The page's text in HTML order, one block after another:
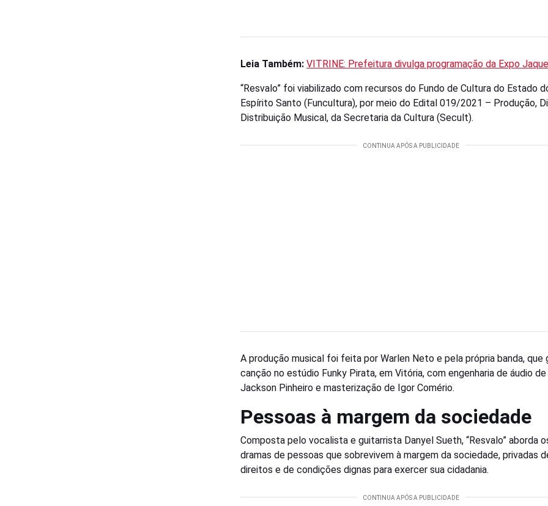
Leia Também: VITRINE: Prefeitura divulga programação da Expo
“Resvalo” foi viabilizado com recursos do Fundo de Cultura do Estado
Espírito Santo (Funcultura), por meio do Edital 019/2021 – Produção,
Distribuição Musical, da Secretaria da Cultura (Secult).
A produção musical foi feita por Warlen Neto e pela própria banda, que
canção no estúdio Funky Pirata, em Vitória, com engenharia de áudio de
Jackson Pinheiro e masterização de Igor Comério.
Pessoas à margem da sociedade
Composta pelo vocalista e guitarrista Danyel Sueth, “Resvalo” aborda
dramas de pessoas que sobrevivem à margem da sociedade, privadas
direitos e de condições dignas para exercer sua cidadania.